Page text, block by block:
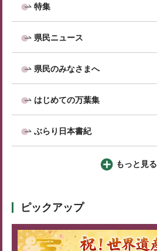
特集
県民ニュース
県民のみなさまへ
はじめての万葉集
ぶらり日本書紀
もっと見る
ピックアップ